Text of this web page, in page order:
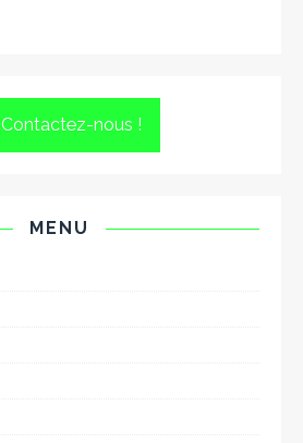
Contactez-nous !
MENU